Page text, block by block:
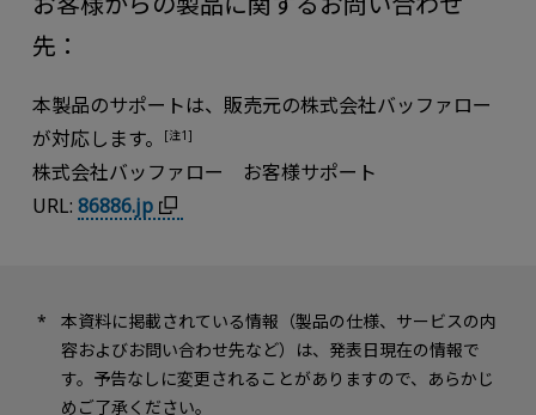
先：
本製品のサポートは、販売元の株式会社バッファロー
が対応します。
[注1]
株式会社バッファロー お客様サポート
URL: 86886.jp
本資料に掲載されている情報（製品の仕様、サービスの内
容およびお問い合わせ先など）は、発表日現在の情報で
す。予告なしに変更されることがありますので、あらかじ
めご了承ください。